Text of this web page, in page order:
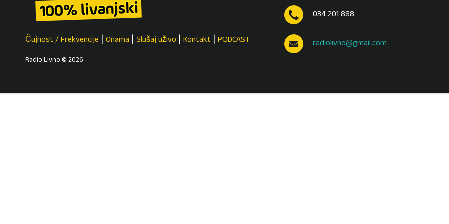
Čujnost / Frekvencije Onama Slušaj uživo Kontakt PODCAST
Radio Livno © 2026
034 201 888
radiolivno@gmail.com